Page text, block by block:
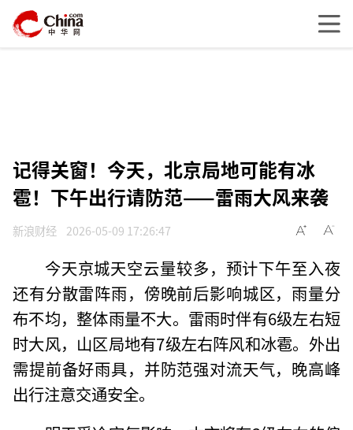
记得关窗！今天，北京局地可能有冰
雹！下午出行请防范——雷雨大风来袭
新浪财经 2026-05-09 17:26:47
今天京城天空云量较多，预计下午至入夜
还有分散雷阵雨，傍晚前后影响城区，雨量分
布不均，整体雨量不大。雷雨时伴有6级左右短
时大风，山区局地有7级左右阵风和冰雹。外出
需提前备好雨具，并防范强对流天气，晚高峰
出行注意交通安全。